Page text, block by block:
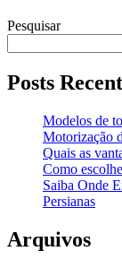
Pesquisar
Posts
Modelos de
Motorização
Quais as
Como
Saiba Onde
Persianas
Arquivos